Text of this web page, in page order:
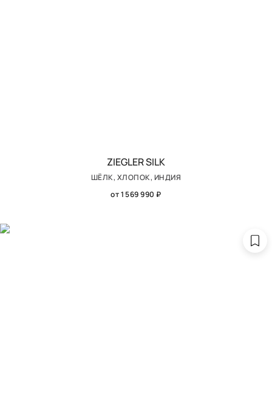
ZIEGLER SILK
ШЁЛК, ХЛОПОК, ИНДИЯ
от 1 569 990 ₽